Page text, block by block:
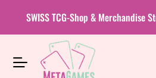
SWISS TCG-Shop & Merchandise